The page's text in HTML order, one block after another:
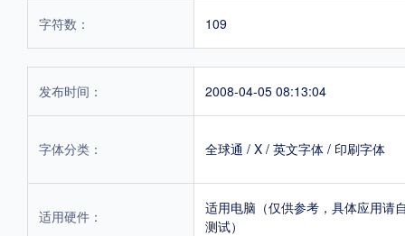
字符数： 109
发布时间： 2008-04-05 08:13:04
字体分类： 全球通 / X / 英文字体 / 印刷字体
适用硬件：
适用电脑（仅供参考，具体应用请
测试）